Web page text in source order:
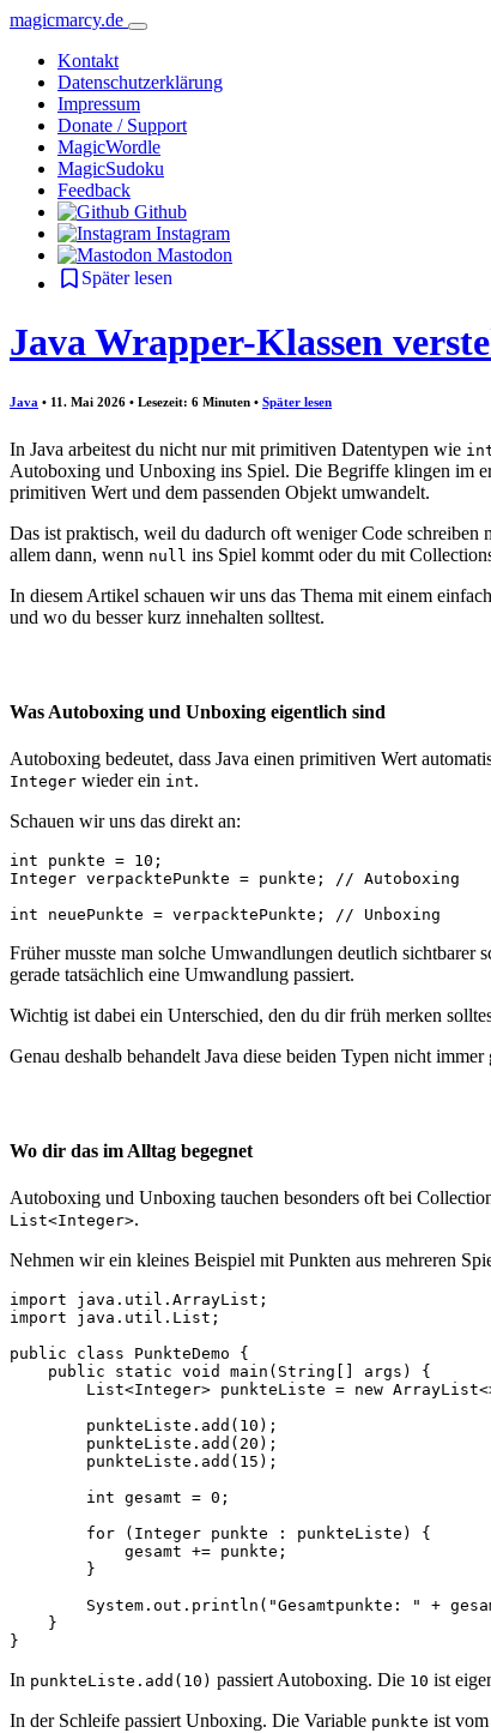
magicmarcy.de
Kontakt
Datenschutzerklärung
Impressum
Donate / Support
MagicWordle
MagicSudoku
Feedback
Github
Instagram
Mastodon
Später lesen
Java Wrapper-Klassen
Java • 11. Mai 2026 • Lesezeit: 6 Minuten • Später lesen
In Java arbeitest du nicht nur mit primitiven Datentypen wie
Autoboxing und Unboxing ins Spiel. Die Begriffe klingen im
primitiven Wert und dem passenden Objekt umwandelt.
Das ist praktisch, weil du dadurch oft weniger Code schreiben
allem dann, wenn null ins Spiel kommt oder du mit
In diesem Artikel schauen wir uns das Thema mit einem
und wo du besser kurz innehalten solltest.
Was Autoboxing und Unboxing eigentlich sind
Autoboxing bedeutet, dass Java einen primitiven Wert
Integer wieder ein int.
Schauen wir uns das direkt an:
int punkte = 10;
Integer verpacktePunkte = punkte; // Autoboxing
int neuePunkte = verpacktePunkte; // Unboxing
Früher musste man solche Umwandlungen deutlich sichtbarer
gerade tatsächlich eine Umwandlung passiert.
Wichtig ist dabei ein Unterschied, den du dir früh merken
Genau deshalb behandelt Java diese beiden Typen nicht
Wo dir das im Alltag begegnet
Autoboxing und Unboxing tauchen besonders oft bei
List<Integer>.
Nehmen wir ein kleines Beispiel mit Punkten aus mehreren
import java.util.ArrayList;
import java.util.List;
public class PunkteDemo {
    public static void main(String[] args) {
List<Integer> punkteListe = new
        punkteListe.add(10);
        punkteListe.add(20);
        punkteListe.add(15);
        int gesamt = 0;
        for (Integer punkte : punkteListe) {
            gesamt += punkte;
        }
System.out.println("Gesamtpunkte: " +
    }
}
In punkteListe.add(10) passiert Autoboxing. Die 10 ist
In der Schleife passiert Unboxing. Die Variable punkte ist